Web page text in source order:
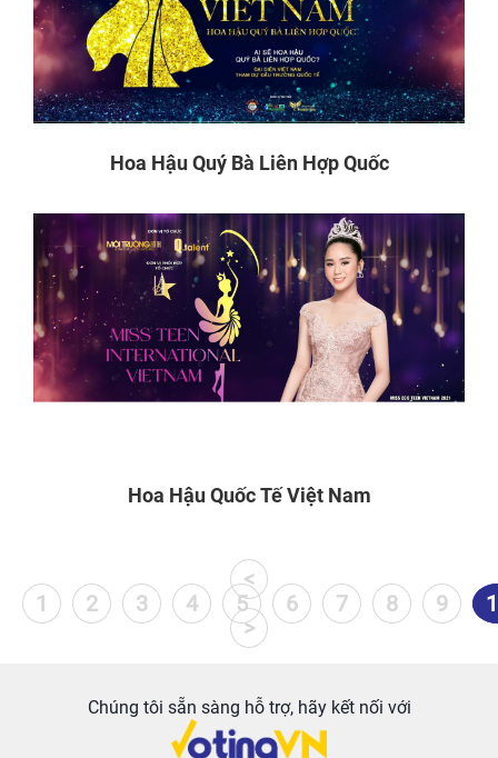
Hoa Hậu Quý Bà Liên Hợp Quốc
Hoa Hậu Quốc Tế Việt Nam
<
1
2 3 4 5 6 7 8 9
>
Chúng tôi sẵn sàng hỗ trợ, hãy kết nối với